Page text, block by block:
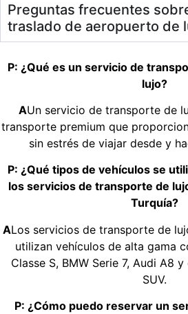
Preguntas frecuentes
traslado de aeropuerto de
P: ¿Qué es un servicio de
lujo?
AUn servicio de transporte de
transporte premium que
sin estrés de viajar desde y
P: ¿Qué tipos de vehículos se
los servicios de transporte de
Turquía?
ALos servicios de transporte de
utilizan vehículos de alta gama
Classe S, BMW Serie 7, Audi A8
SUV.
P: ¿Cómo puedo reservar un